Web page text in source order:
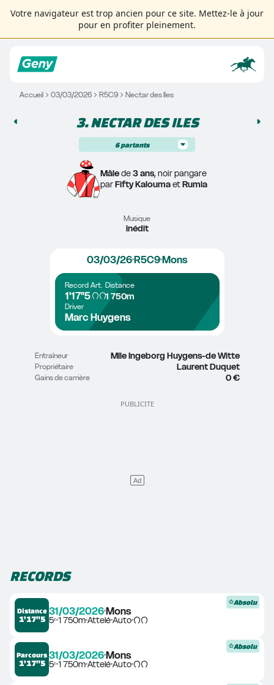
Votre navigateur est trop ancien pour ce site. Mettez-le à jour
pour en profiter pleinement.
Accueil 03/03/2026 R5C9 Nectar des Iles
3. NECTAR DES ILES
6 partants
Mâle de 3 ans, noir pangare
par Fifty Kalouma et Rumia
Musique
inédit
03/03/26R5C9Mons
Record
1'17"5
Art. Distance
1 750m
Driver
Marc Huygens
Entraîneur Mlle Ingeborg Huygens-de Witte
Propriétaire Laurent Duquet
Gains de carrière 0 €
RECORDS
Distance
1'17"5
31/03/2026Mons
5ᵉ1 750mAtteléAuto
Absolu
Parcours
1'17"5
31/03/2026Mons
5ᵉ1 750mAtteléAuto
Absolu